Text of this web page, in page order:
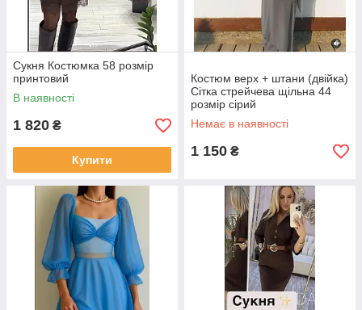
Сукня Костюмка 58 розмір
принтовий
В наявності
1 820 ₴
Купити
Костюм верх + штани (двійка)
Сітка стрейчева щільна 44
розмір сірий
Немає в наявності
1 150 ₴